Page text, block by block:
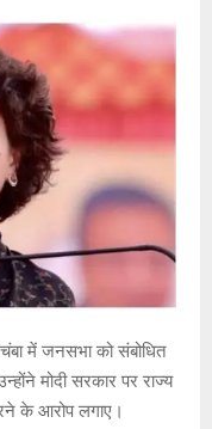
चंबा में जनसभा को संबोधित
मोदी सरकार पर राज्य
के आरोप लगाए।